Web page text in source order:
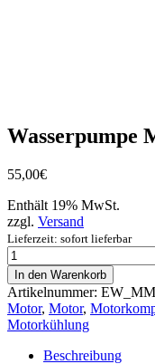
Wasserpumpe
55,00€
Enthält 19% MwSt.
zzgl. Versand
Lieferzeit: sofort lieferbar
Wasserpumpe
MagnetiMarelli
-
Evo
4-
7
Menge
In den Warenkorb
Artikelnummer:
Motor, Motor,
Motorkühlung
Beschreibung